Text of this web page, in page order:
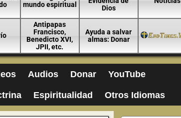
mundo espiritual
Dios
Antipapas
Francisco,
Benedicto XVI,
JPII, etc.
Ayuda a salvar
almas: Donar
Audios Donar YouTube
Espiritualidad Otros Idiomas